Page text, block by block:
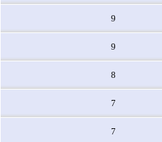
9
9
8
7
7